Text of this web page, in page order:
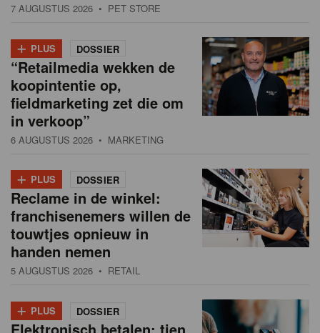
7 AUGUSTUS 2026 • PET STORE
+ PLUS DOSSIER
“Retailmedia wekken de
koopintentie op,
fieldmarketing zet die om
in verkoop”
6 AUGUSTUS 2026 • MARKETING
+ PLUS DOSSIER
Reclame in de winkel:
franchisenemers willen de
touwtjes opnieuw in
handen nemen
5 AUGUSTUS 2026 • RETAIL
+ PLUS DOSSIER
Elektronisch betalen: tien